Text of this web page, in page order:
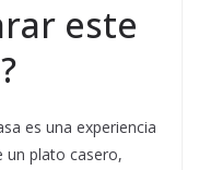
este
es una experiencia
un plato casero,